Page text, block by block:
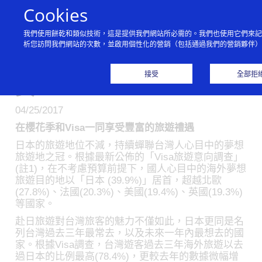
Visa旅遊調查：台灣人票
選夢想旅遊地 日本更勝歐
04/25/2017
在櫻花季和Visa一同享受豐富的旅遊禮遇
日本的旅遊地位不減，持續蟬聯台灣人心目中的夢想
旅遊地之冠。根據最新公佈的「Visa旅遊意向調查」
(註1)，在不考慮預算前提下，國人心目中的海外夢想
旅遊目的地以「日本 (39.9%)」居首，超越北歐
(27.8%)、法國(20.3%)、美國(19.4%)、英國(19.3%)
等國家。
赴日旅遊對台灣旅客的魅力不僅如此，日本更同是名
列台灣過去三年最常去，以及未來一年內最想去的國
家。根據Visa調查，台灣遊客過去三年海外旅遊以去
過日本的比例最高(78.4%)，更較去年的數據微幅增
Cookies
我們使用餅乾和類似技術，這是提供我們網站所必需的。我們也使用它們來
析您訪問我們網站的次數，並啟用個性化的營銷（包括通過我們的營銷夥伴
接受 全部拒